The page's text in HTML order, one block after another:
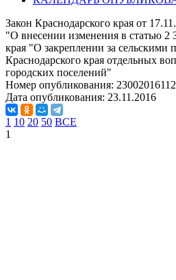
Закон Краснодарского края от
"О внесении изменения в статью 2
края "О закреплении за сельскими
Краснодарского края отдельных
городских поселений"
Номер опубликования:
Дата опубликования: 23.11.2016
1 10 20 50 ВСЕ
1